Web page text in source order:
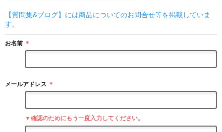
【質問集&ブログ】には商品についてのお問合せ等を掲載していま
す。
お名前 ＊
メールアドレス ＊
▼確認のためにもう一度入力してください。